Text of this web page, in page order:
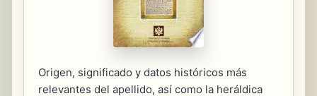
Origen, significado y datos históricos más
relevantes del apellido, así como la heráldica